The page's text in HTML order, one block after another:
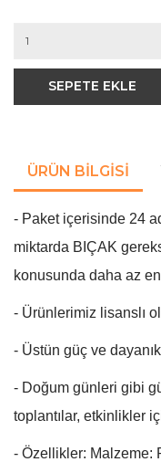
SEPETE EKLE
ÜRÜN BILGISI
- Paket içerisinde 24
miktarda BIÇAK
konusunda daha az
- Ürünlerimiz lisanslı
- Üstün güç ve
- Doğum günleri gibi
toplantılar, etkinlikler
- Özellikler: Malzeme: